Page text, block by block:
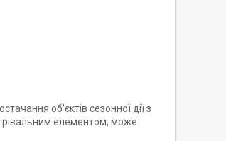
об'єктів сезонної дії з
елементом, може